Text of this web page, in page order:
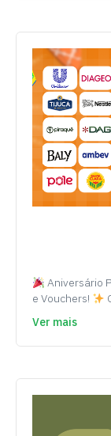
Aniversário
e Vouchers!
Ver mais